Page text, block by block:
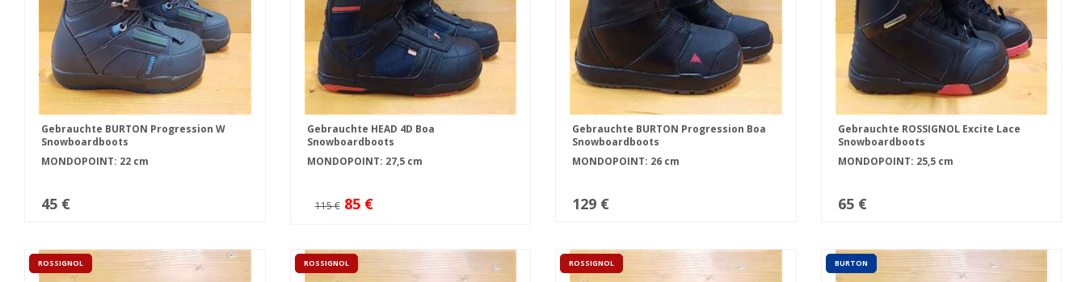
Gebrauchte BURTON Progression W
Snowboardboots
MONDOPOINT: 22 cm
45 €
Gebrauchte HEAD 4D Boa
Snowboardboots
MONDOPOINT: 27,5 cm
115 € 85 €
Gebrauchte BURTON Progression Boa
Snowboardboots
MONDOPOINT: 26 cm
129 €
Gebrauchte ROSSIGNOL Excite Lace
Snowboardboots
MONDOPOINT: 25,5 cm
65 €
ROSSIGNOL ROSSIGNOL ROSSIGNOL BURTON